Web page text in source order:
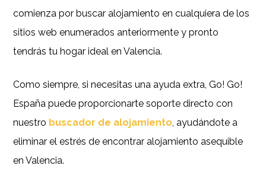
comienza por buscar alojamiento en cualquiera de los
sitios web enumerados anteriormente y pronto
tendrás tu hogar ideal en Valencia.
Como siempre, si necesitas una ayuda extra, Go! Go!
España puede proporcionarte soporte directo con
nuestro buscador de alojamiento , ayudándote a
eliminar el estrés de encontrar alojamiento asequible
en Valencia.